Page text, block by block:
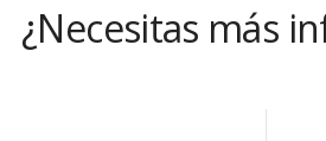
¿Necesitas más